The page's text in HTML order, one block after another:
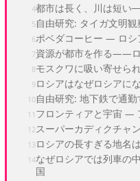
都市は長く、川は短い
自由研究: タイガ文明
ポベダコーヒー — ロシ
資源が都市を作る——ロ
モスクワに吸い寄せら
ロシアはなぜロシアに
自由研究: 地下鉄で通
フロンティアと宇宙 —
スーパーカディクチャ
ロシアの長すぎる地名
なぜロシアでは列車の
国